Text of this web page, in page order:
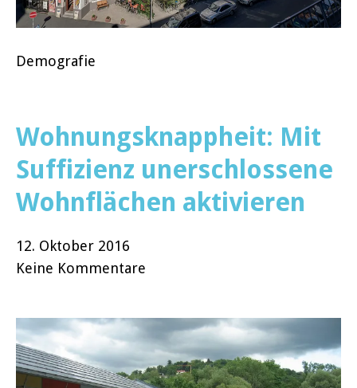
Demografie
Wohnungsknappheit: Mit
Suffizienz unerschlossene
Wohnflächen aktivieren
12. Oktober 2016
Keine Kommentare